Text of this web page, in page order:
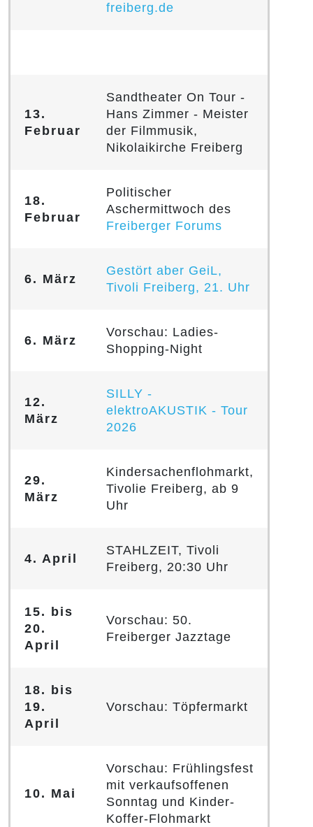
freiberg.de
13.
Februar
Sandtheater On Tour -
Hans Zimmer - Meister
der Filmmusik,
Nikolaikirche Freiberg
18.
Februar
Politischer
Aschermittwoch des
Freiberger Forums
6. März
Gestört aber GeiL,
Tivoli Freiberg, 21. Uhr
6. März
Vorschau: Ladies-
Shopping-Night
12.
März
SILLY -
elektroAKUSTIK - Tour
2026
29.
März
Kindersachenflohmarkt,
Tivolie Freiberg, ab 9
Uhr
4. April
STAHLZEIT, Tivoli
Freiberg, 20:30 Uhr
15. bis
20.
April
Vorschau: 50.
Freiberger Jazztage
18. bis
19.
April
Vorschau: Töpfermarkt
10. Mai
Vorschau: Frühlingsfest
mit verkaufsoffenen
Sonntag und Kinder-
Koffer-Flohmarkt